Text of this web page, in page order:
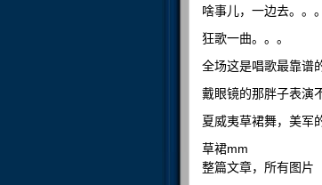
啥事儿，一边去。。
狂歌一曲。。。
全场这是唱歌最靠谱
戴眼镜的那胖子表演
夏威夷草裙舞，美军
草裙mm
整篇文章，所有图片